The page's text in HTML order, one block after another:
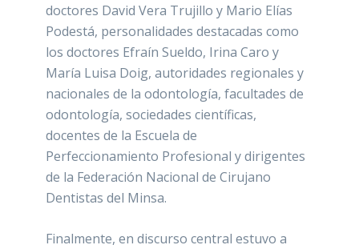
doctores David Vera Trujillo y Mario Elías
Podestá, personalidades destacadas como
los doctores Efraín Sueldo, Irina Caro y
María Luisa Doig, autoridades regionales y
nacionales de la odontología, facultades de
odontología, sociedades científicas,
docentes de la Escuela de
Perfeccionamiento Profesional y dirigentes
de la Federación Nacional de Cirujano
Dentistas del Minsa.
Finalmente, en discurso central estuvo a